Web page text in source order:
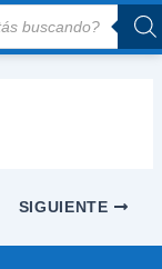
SIGUIENTE